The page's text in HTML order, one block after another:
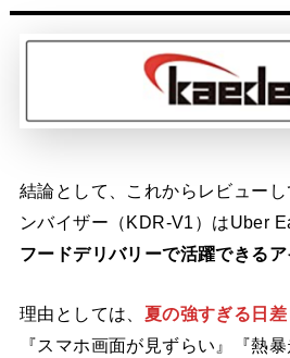
結論として、これからレビュー
ンバイザー（KDR-V1）はUber
フードデリバリーで活躍できるア
理由としては、 夏の強すぎる日差
『スマホ画面が見ずらい』『熱